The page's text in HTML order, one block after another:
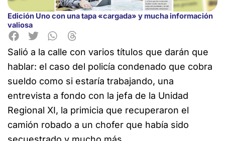
Edición Uno con una tapa «cargada» y mucha información
valiosa
Salió a la calle con varios títulos que darán que
hablar: el caso del policía condenado que cobra
sueldo como si estaría trabajando, una
entrevista a fondo con la jefa de la Unidad
Regional XI, la primicia que recuperaron el
camión robado a un chofer que había sido